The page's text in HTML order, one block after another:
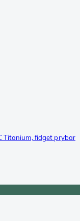
Titanium, fidget prybar